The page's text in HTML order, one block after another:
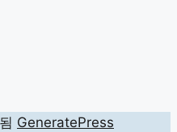
GeneratePress